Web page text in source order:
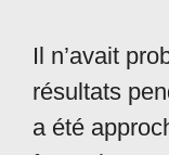
Il n’avait
résultats
a été